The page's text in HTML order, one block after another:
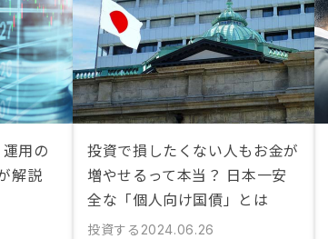
用の
解説
投資で損したくない人もお金が
増やせるって本当？ 日本一安
全な「個人向け国債」とは
投資する 2024.06.26